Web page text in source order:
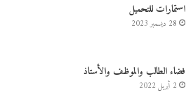
استمارات للتحميل
28 ديسمبر 2023
فضاء الطالب والموظف والأستاذ
2 أبريل 2022